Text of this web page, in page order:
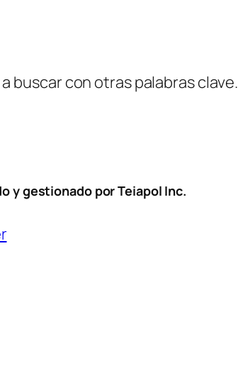
buscar con otras palabras clave.
y gestionado por Teiapol Inc.